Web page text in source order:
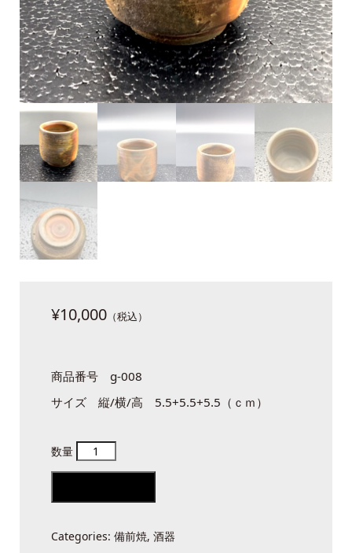
¥10,000
商品番号 g-008
サイズ 縦/横/高 5.5+5.5+5.5（ｃｍ）
前
酒
quantity
Categories: 備前焼, 酒器